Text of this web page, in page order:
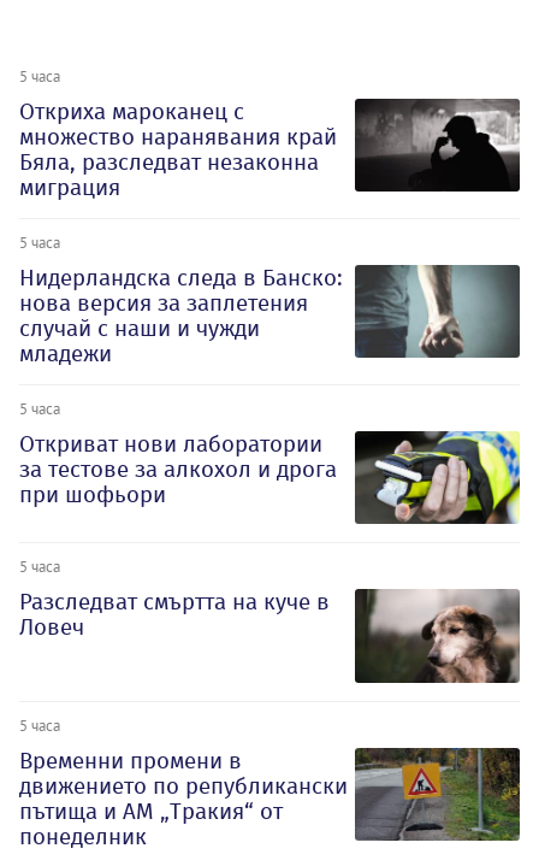
5 часа
Откриха мароканец с
множество наранявания край
Бяла, разследват незаконна
миграция
5 часа
Нидерландска следа в Банско:
нова версия за заплетения
случай с наши и чужди
младежи
5 часа
Откриват нови лаборатории
за тестове за алкохол и дрога
при шофьори
5 часа
Разследват смъртта на куче в
Ловеч
5 часа
Временни промени в
движението по републикански
пътища и АМ „Тракия“ от
понеделник